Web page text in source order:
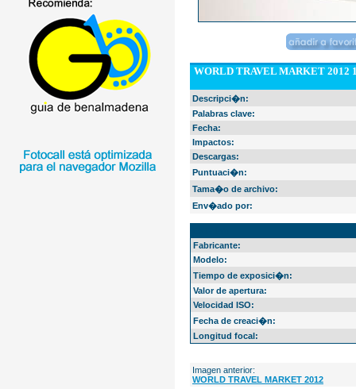
WORLD TRAVEL MARKET 2012
Descripci�n:
Palabras clave:
Fecha:
Impactos:
Descargas:
Puntuaci�n:
Tama�o de archivo:
Env�ado por:
Fabricante:
Modelo:
Tiempo de exposici�n:
Valor de apertura:
Velocidad ISO:
Fecha de creaci�n:
Longitud focal:
Imagen anterior:
WORLD TRAVEL MARKET 2012